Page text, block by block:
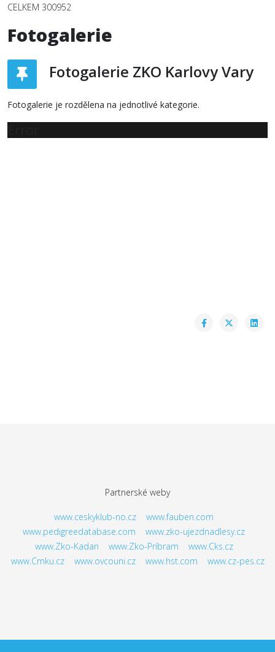
CELKEM 300952
Fotogalerie
Fotogalerie ZKO Karlovy Vary
Fotogalerie je rozdělena na jednotlivé kategorie.
Partnerské weby
www.ceskyklub-no.cz
www.fauben.com
www.pedigreedatabase.com
www.zko-ujezdnadlesy.cz
www.Zko-Kadan
www.Zko-Príbram
www.Cks.cz
www.Cmku.cz
www.ovcouni.cz www.hst.com www.cz-pes.cz